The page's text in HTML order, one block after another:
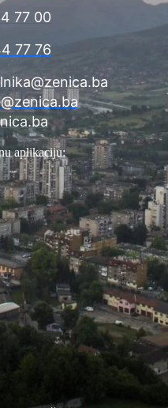
77 00
77 76
aplikaciju: